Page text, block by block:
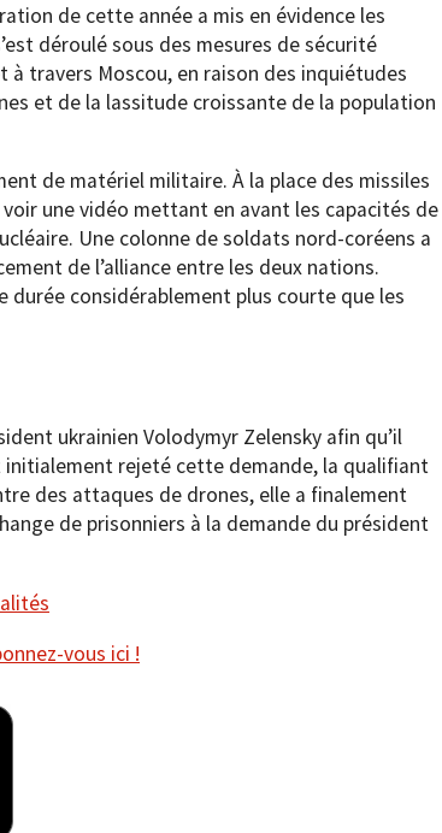
de cette année a mis en évidence les
déroulé sous des mesures de sécurité
travers Moscou, en raison des inquiétudes
et de la lassitude croissante de la population
de matériel militaire. À la place des missiles
une vidéo mettant en avant les capacités de
Une colonne de soldats nord-coréens a
de l’alliance entre les deux nations.
durée considérablement plus courte que les
ukrainien Volodymyr Zelensky afin qu’il
initialement rejeté cette demande, la qualifiant
des attaques de drones, elle a finalement
de prisonniers à la demande du président
vous ici !